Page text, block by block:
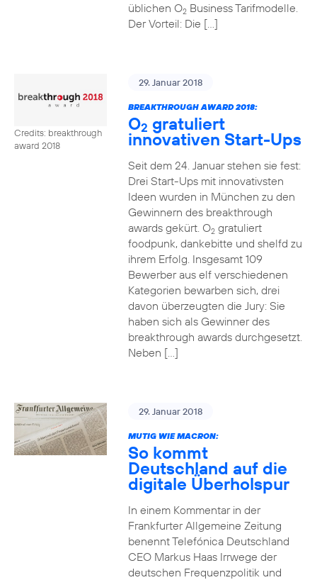
üblichen O2Business Tarifmodelle.
Der Vorteil: Die […]
Credits: breakthrough
award 2018
29. Januar 2018
BREAKTHROUGH AWARD 2018:
O2 gratuliert
innovativen Start-Ups
Seit dem 24. Januar stehen sie fest:
Drei Start-Ups mit innovativsten
Ideen wurden in München zu den
Gewinnern des breakthrough
awards gekürt. O2gratuliert
foodpunk, dankebitte und shelfd zu
ihrem Erfolg. Insgesamt 109
Bewerber aus elf verschiedenen
Kategorien bewarben sich, drei
davon überzeugten die Jury: Sie
haben sich als Gewinner des
breakthrough awards durchgesetzt.
Neben […]
29. Januar 2018
MUTIG WIE MACRON:
So kommt
Deutschland auf die
digitale Überholspur
In einem Kommentar in der
Frankfurter Allgemeine Zeitung
benennt Telefónica Deutschland
CEO Markus Haas Irrwege der
deutschen Frequenzpolitik und